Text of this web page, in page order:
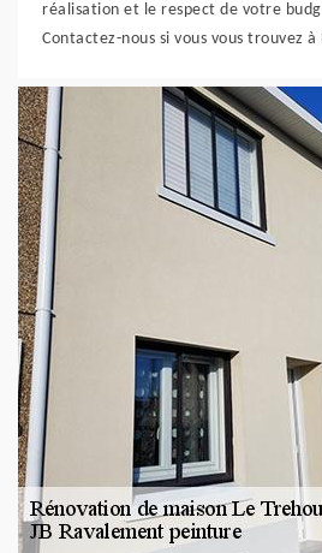
réalisation et le respect de votre
Contactez-nous si vous vous trouvez à